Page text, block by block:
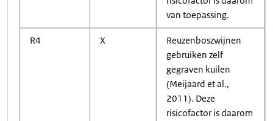
van toepassing.
R4 X
Reuzenboszwijnen
gebruiken zelf
gegraven kuilen
(Meijaard et al.,
2011). Deze
risicofactor is daarom